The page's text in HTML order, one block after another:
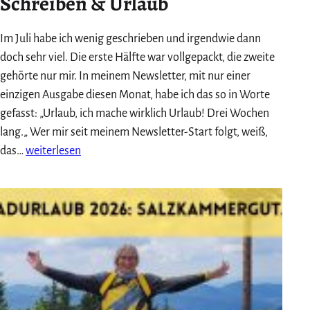
Im Juli habe ich wenig geschrieben und irgendwie dann
doch sehr viel. Die erste Hälfte war vollgepackt, die zweite
gehörte nur mir. In meinem Newsletter, mit nur einer
einzigen Ausgabe diesen Monat, habe ich das so in Worte
gefasst: „Urlaub, ich mache wirklich Urlaub! Drei Wochen
lang.„ Wer mir seit meinem Newsletter-Start folgt, weiß,
das… Monatsrückblick
2026:
Schreiben
Urlaub
weiterlesen